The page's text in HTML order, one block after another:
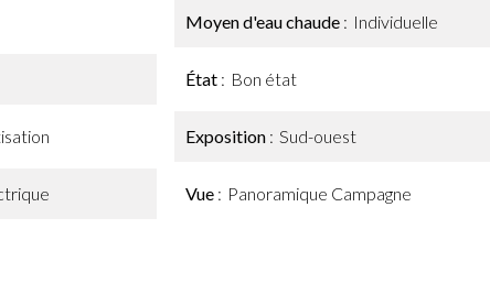
Moyen d'eau chaude Individuelle
État Bon état
Exposition Sud-ouest
Vue Panoramique Campagne